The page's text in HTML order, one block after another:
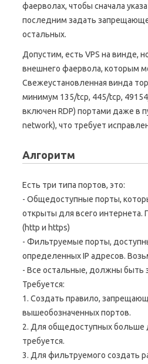
фаерволах, чтобы сначала
последним задать
остальных.
Допустим, есть VPS на винде,
внешнего фаервола, которым
Свежеустановленная винда
минимум 135/tcp, 445/tcp,
включен RDP) портами даже в
network), что требует
Алгоритм
Есть три типа портов, это:
- Общедоступные порты,
открыты для всего интернета.
(http и https)
- Фильтруемые порты,
определенных IP адресов.
- Все остальные, должны быть
Требуется:
1. Создать правило,
вышеобозначенных портов.
2. Для общедоступных больше
требуется.
3. Для фильтруемого создать